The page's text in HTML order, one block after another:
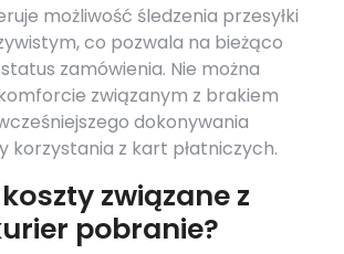
możliwość śledzenia przesyłki
co pozwala na bieżąco
zamówienia. Nie można
związanym z brakiem
dokonywania
korzystania z kart płatniczych.
związane z
pobranie?